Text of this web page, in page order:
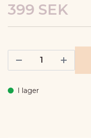
399 SEK
I lager